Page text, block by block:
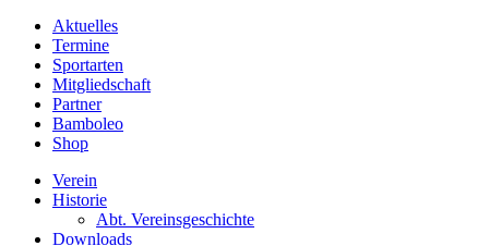
Aktuelles
Termine
Sportarten
Mitgliedschaft
Partner
Bamboleo
Shop
Verein
Historie
Abt. Vereinsgeschichte
Downloads